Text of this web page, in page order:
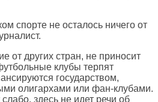
спорте не осталось ничего от
от других стран, не приносит
клубы терпят
государством,
олигархами или фан-клубами.
здесь не идет речи об